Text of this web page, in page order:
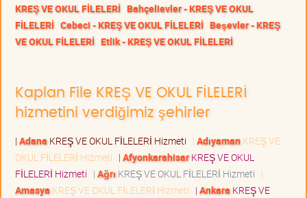
KREŞ VE OKUL FİLELERİ Bahçelievler - KREŞ VE OKUL
FİLELERİ Cebeci - KREŞ VE OKUL FİLELERİ Beşevler - KREŞ
VE OKUL FİLELERİ Etlik - KREŞ VE OKUL FİLELERİ
Kaplan File KREŞ VE OKUL FİLELERİ
hizmetini verdiğimiz şehirler
| Adana KREŞ VE OKUL FİLELERİ Hizmeti | AdıyamanKREŞ VE
OKUL FİLELERİ Hizmeti | AfyonkarahisarKREŞ VE OKUL
FİLELERİ Hizmeti | Ağrı KREŞ VE OKUL FİLELERİ Hizmeti |
Amasya KREŞ VE OKUL FİLELERİ Hizmeti | Ankara KREŞ VE